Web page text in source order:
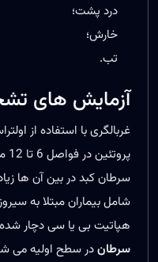
درد پشت؛
خارش؛
تب.
آزمایش های
غربالگری با استفاده از
سرطان کبد در بین آن ها
شامل بیماران مبتلا به
هپاتیت بی یا سی دچار
سرطاندر سطح اولیه می